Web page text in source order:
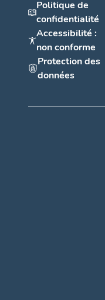
Politique de
confidentialité
Accessibilité :
non conforme
Protection des
données